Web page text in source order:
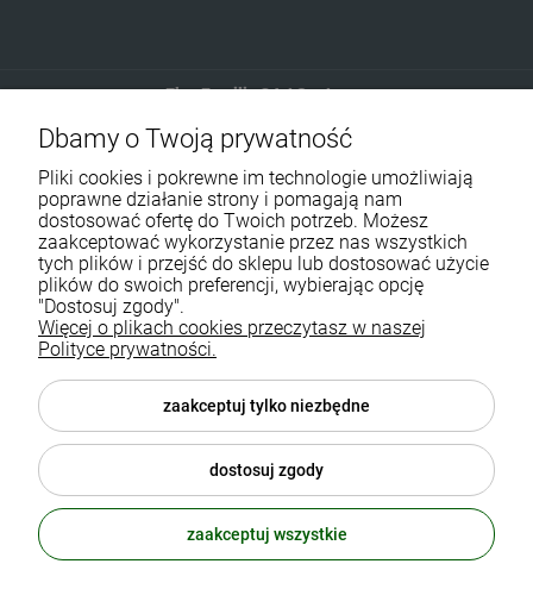
Eko-Familia GAJ Sp.Jawna
Gdańska 60
90-616 Łódź
790 727 174
sklep@eko-familia.pl
Informacje o sklepie
Suplementy diety
Popularne kategorie
Moje konto
Dbamy o Twoją prywatność
Pliki cookies i pokrewne im technologie umożliwiają
poprawne działanie strony i pomagają nam
dostosować ofertę do Twoich potrzeb. Możesz
zaakceptować wykorzystanie przez nas wszystkich
tych plików i przejść do sklepu lub dostosować użycie
plików do swoich preferencji, wybierając opcję
"Dostosuj zgody".
Więcej o plikach cookies przeczytasz w naszej
Polityce prywatności.
zaakceptuj tylko niezbędne
dostosuj zgody
zaakceptuj wszystkie
Zasubskrybuj nasz newsletter
i otrzymaj5% rabatu na zakupy.
Twój email